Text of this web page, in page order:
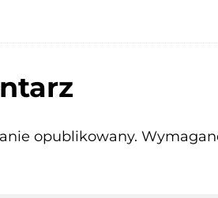
opublikowany.